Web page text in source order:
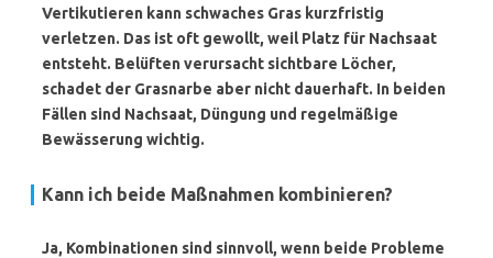
Vertikutieren kann schwaches Gras kurzfristig
verletzen. Das ist oft gewollt, weil Platz für Nachsaat
entsteht. Belüften verursacht sichtbare Löcher,
schadet der Grasnarbe aber nicht dauerhaft. In beiden
Fällen sind Nachsaat, Düngung und regelmäßige
Bewässerung wichtig.
Kann ich beide Maßnahmen kombinieren?
Ja, Kombinationen sind sinnvoll, wenn beide Probleme